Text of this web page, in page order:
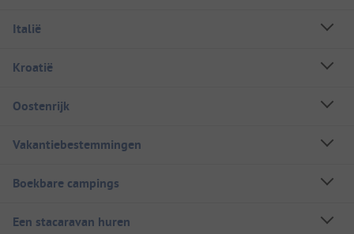
Italië
Kroatië
Oostenrijk
Vakantiebestemmingen
Boekbare campings
Een stacaravan huren